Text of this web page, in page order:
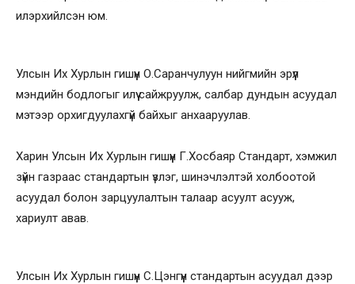
илэрхийлсэн юм.
Улсын Их Хурлын гишүүн О.Саранчулуун нийгмийн эрүүл
мэндийн бодлогыг илүү сайжруулж, салбар дундын асуудал
мэтээр орхигдуулахгүй байхыг анхааруулав.
Харин Улсын Их Хурлын гишүүн Г.Хосбаяр Стандарт, хэмжил
зүйн газраас стандартын үзлэг, шинэчлэлтэй холбоотой
асуудал болон зарцуулалтын талаар асуулт асууж,
хариулт авав.
Улсын Их Хурлын гишүүн С.Цэнгүүн стандартын асуудал дээр